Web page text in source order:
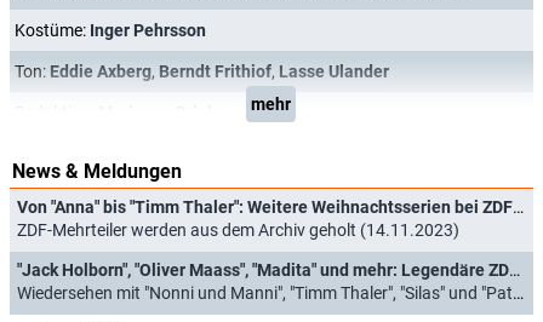
Kostüme: Inger Pehrsson
Ton: Eddie Axberg, Berndt Frithiof, Lasse Ulander
mehr
News & Meldungen
Von "Anna" bis "Timm Thaler": Weitere Weihnachtsserien bei ZDFneo
ZDF-Mehrteiler werden aus dem Archiv geholt (14.11.2023)
"Jack Holborn", "Oliver Maass", "Madita" und mehr: Legendäre ZDF-Weihnachtsserien zurück im TV!
Wiedersehen mit "Nonni und Manni", "Timm Thaler", "Silas" und "Patrik Pacard" (09.11.2022)